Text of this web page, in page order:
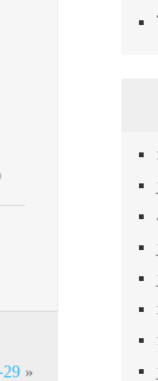
29 »